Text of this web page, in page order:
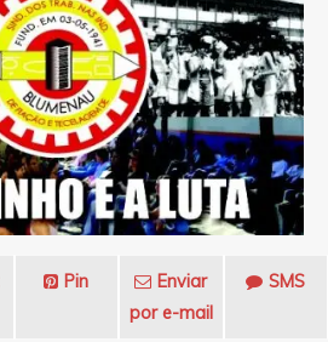
Pin
Enviar
por e-mail
SMS